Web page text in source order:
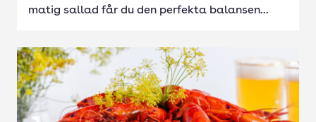
matig sallad får du den perfekta balansen...